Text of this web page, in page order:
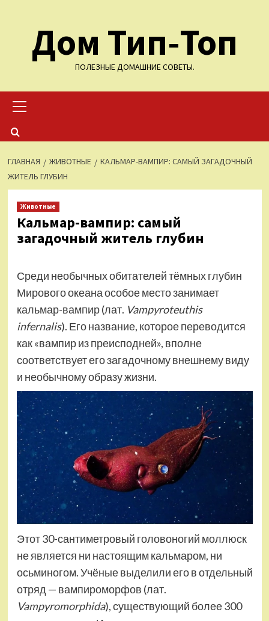
содержимомуДом Тип-Топ
ПОЛЕЗНЫЕ ДОМАШНИЕ СОВЕТЫ.
меню
ГЛАВНАЯ ЖИВОТНЫЕ
КАЛЬМАР-ВАМПИР: САМЫЙ ЗАГАДОЧНЫЙ
ЖИТЕЛЬ ГЛУБИН
Животные
Кальмар-вампир: самый
загадочный житель глубин
Среди необычных обитателей тёмных глубин
Мирового океана особое место занимает
кальмар-вампир (лат. Vampyroteuthis
infernalis). Его название, которое переводится
как «вампир из преисподней», вполне
соответствует его загадочному внешнему виду
и необычному образу жизни.
Этот 30-сантиметровый головоногий моллюск
не является ни настоящим кальмаром, ни
осьминогом. Учёные выделили его в отдельный
отряд — вампироморфов (лат.
Vampyromorphida), существующий более 300